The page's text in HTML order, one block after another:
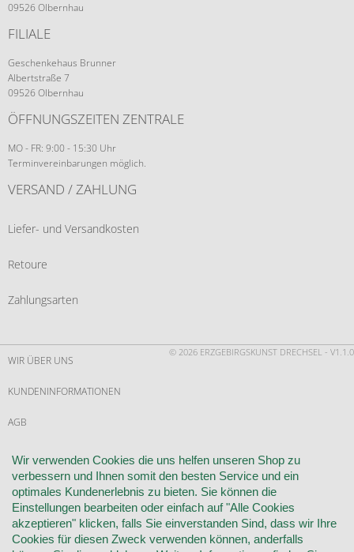
09526 Olbernhau
FILIALE
Geschenkehaus Brunner
Albertstraße 7
09526 Olbernhau
ÖFFNUNGSZEITEN ZENTRALE
MO - FR: 9:00 - 15:30 Uhr
Terminvereinbarungen möglich.
VERSAND / ZAHLUNG
Liefer- und Versandkosten
Retoure
Zahlungsarten
© 2026 ERZGEBIRGSKUNST DRECHSEL - V1.1.0
WIR ÜBER UNS
KUNDENINFORMATIONEN
AGB
WIDERRUF
VERTRAG WIDERRUFEN
KONTAKT
DATENSCHUTZ
Wir verwenden Cookies die uns helfen unseren Shop zu
verbessern und Ihnen somit den besten Service und ein
optimales Kundenerlebnis zu bieten. Sie können die
Einstellungen bearbeiten oder einfach auf "Alle Cookies
akzeptieren" klicken, falls Sie einverstanden Sind, dass wir Ihre
Cookies für diesen Zweck verwenden können, anderfalls